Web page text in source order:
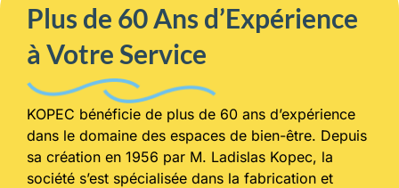
Plus de 60 Ans d’Expérience
à Votre Service
KOPEC bénéficie de plus de 60 ans d’expérience
dans le domaine des espaces de bien-être. Depuis
sa création en 1956 par M. Ladislas Kopec, la
société s’est spécialisée dans la fabrication et